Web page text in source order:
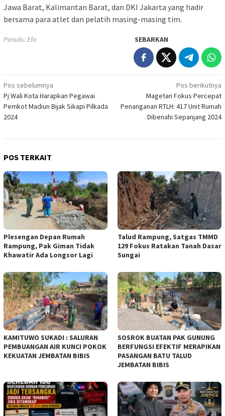
Jawa Barat, Kalimantan Barat, dan DKI Jakarta yang hadir
bersama para atlet dan pelatih masing-masing tim.
Penulis: Efa SEBARKAN
Navigasi
pos
Pos sebelumnya
Pj Wali Kota Harapkan Pegawai
Pemkot Madiun Bijak Sikapi Pilkada
2024
Pos berikutnya
Magetan Fokus Percepat
Penanganan RTLH: 417 Unit Rumah
Dibenahi Sepanjang 2024
POS TERKAIT
Plesengan Depan Rumah
Rampung, Pak Giman Tidak
Khawatir Ada Longsor Lagi
Talud Rampung, Satgas TMMD
129 Fokus Ratakan Tanah Dasar
Sungai
KAMITUWO SUKADI : SALURAN
PEMBUANGAN AIR KUNCI POKOK
KEKUATAN JEMBATAN BIBIS
SOSROK BUATAN PAK GUNUNG
BERFUNGSI EFEKTIF MERAPIKAN
PASANGAN BATU TALUD
JEMBATAN BIBIS